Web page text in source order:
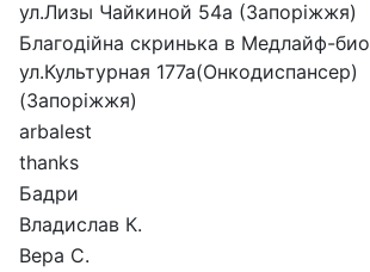
ул.Лизы Чайкиной 54а (Запоріжжя)
Благодійна скринька в Медлайф-био
ул.Культурная 177а(Онкодиспансер)
(Запоріжжя)
arbalest
thanks
Бадри
Владислав К.
Вера С.